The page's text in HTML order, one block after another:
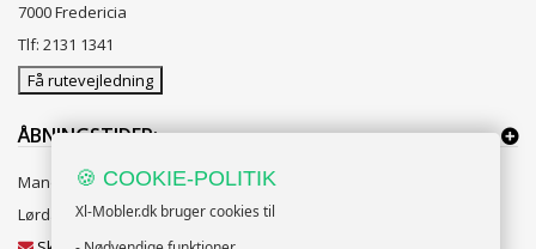
7000 Fredericia
Tlf: 2131 1341
Få rutevejledning
ÅBNINGSTIDER:
Mandag til Fredag 10:00 til 18:00
Lørdag og Søndag 10:00 til 16:00
🍪 COOKIE-POLITIK
Xl-Mobler.dk bruger cookies til